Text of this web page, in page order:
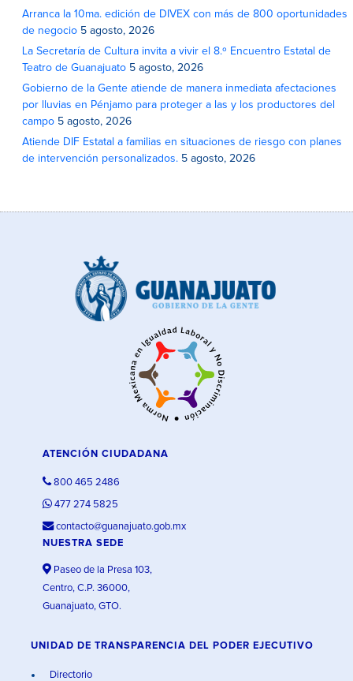
Arranca la 10ma. edición de DIVEX con más de 800 oportunidades
de negocio 5 agosto, 2026
La Secretaría de Cultura invita a vivir el 8.º Encuentro Estatal de
Teatro de Guanajuato 5 agosto, 2026
Gobierno de la Gente atiende de manera inmediata afectaciones
por lluvias en Pénjamo para proteger a las y los productores del
campo 5 agosto, 2026
Atiende DIF Estatal a familias en situaciones de riesgo con planes
de intervención personalizados. 5 agosto, 2026
ATENCIÓN CIUDADANA
800 465 2486
477 274 5825
contacto@guanajuato.gob.mx
NUESTRA SEDE
Paseo de la Presa 103,
Centro, C.P. 36000,
Guanajuato, GTO.
UNIDAD DE TRANSPARENCIA DEL PODER EJECUTIVO
Directorio